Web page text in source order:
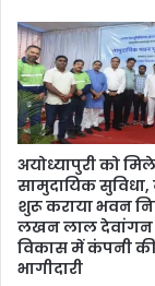
अयोध्यापुरी को
सामुदायिक
शुरू कराया भवन
लखन लाल देवांगन
विकास में कंपनी
भागीदारी